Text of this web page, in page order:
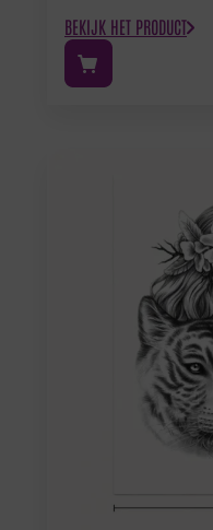
BEKIJK HET PRODUCT